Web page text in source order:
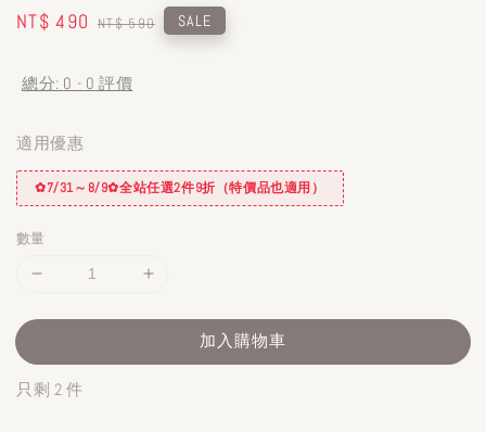
Sale
NT$ 490 Regular
NT$ 590 SALE
總分: 0 - 0 評價
適用優惠
✿7/31～8/9✿全站任選2件9折（特價品也適用）
數量
加入購物車
只剩 2 件